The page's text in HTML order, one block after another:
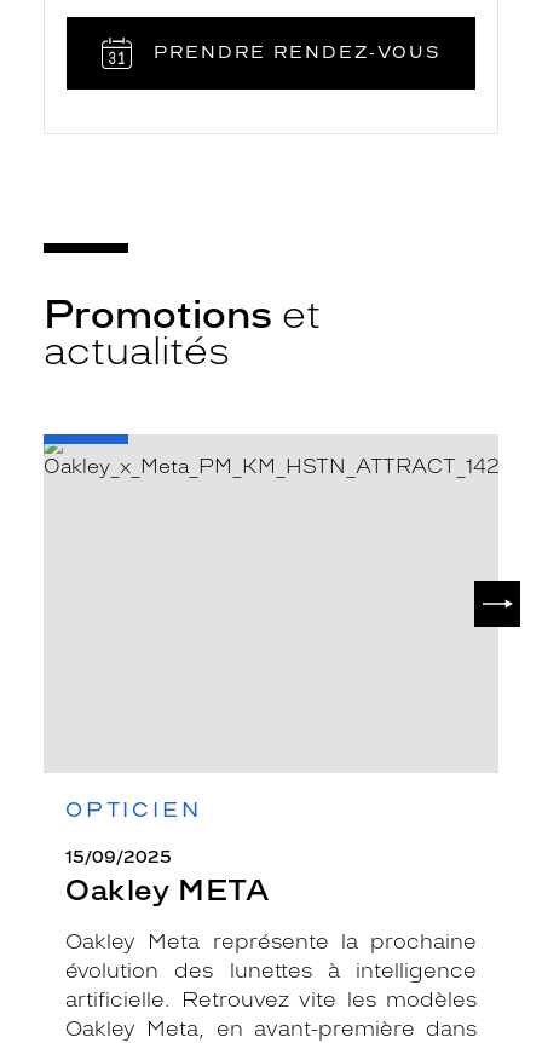
PRENDRE RENDEZ‑VOUS
Promotions et
actualités
OPTICIEN
15/09/2025
Oakley META
Oakley Meta représente la prochaine
évolution des lunettes à intelligence
artificielle. Retrouvez vite les modèles
Oakley Meta, en avant-première dans
-
Oakley